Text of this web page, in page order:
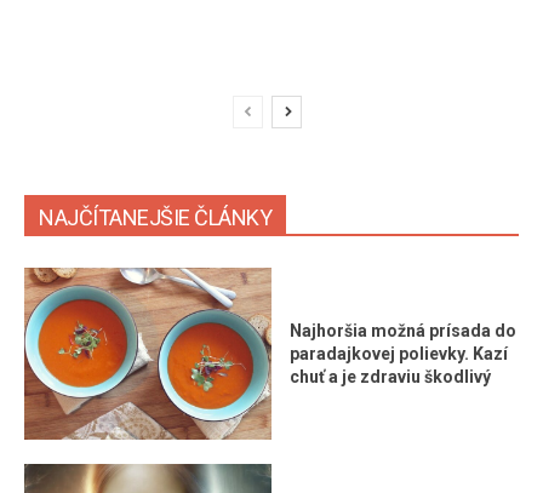
NAJČÍTANEJŠIE ČLÁNKY
Najhoršia možná prísada do
paradajkovej polievky. Kazí
chuť a je zdraviu škodlivý